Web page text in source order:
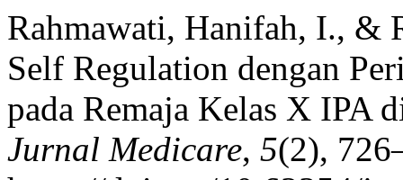
Rahmawati, Hanifah, I., &
Self Regulation dengan
pada Remaja Kelas X IPA
Jurnal Medicare, 5(2),